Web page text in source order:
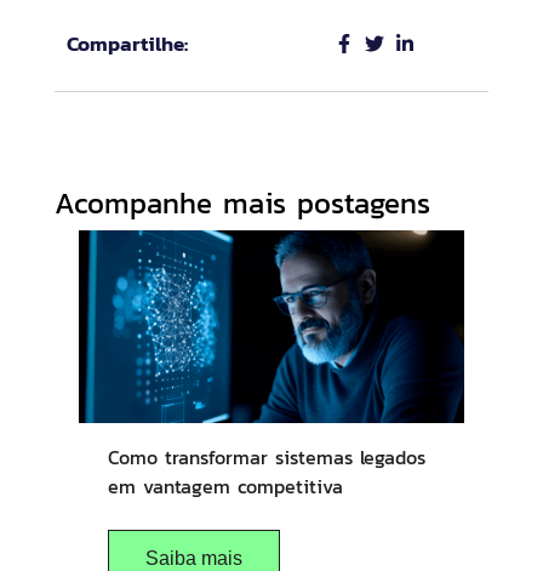
Compartilhe:
Acompanhe mais postagens
Como transformar sistemas legados
em vantagem competitiva
Saiba mais